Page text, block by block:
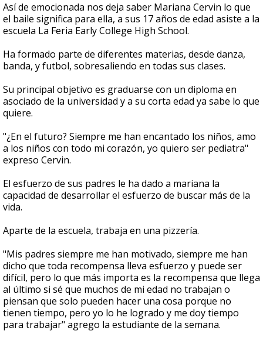
Así de emocionada nos deja saber Mariana Cervin lo que
el baile significa para ella, a sus 17 años de edad asiste a la
escuela La Feria Early College High School.
Ha formado parte de diferentes materias, desde danza,
banda, y futbol, sobresaliendo en todas sus clases.
Su principal objetivo es graduarse con un diploma en
asociado de la universidad y a su corta edad ya sabe lo que
quiere.
"¿En el futuro? Siempre me han encantado los niños, amo
a los niños con todo mi corazón, yo quiero ser pediatra"
expreso Cervin.
El esfuerzo de sus padres le ha dado a mariana la
capacidad de desarrollar el esfuerzo de buscar más de la
vida.
Aparte de la escuela, trabaja en una pizzería.
"Mis padres siempre me han motivado, siempre me han
dicho que toda recompensa lleva esfuerzo y puede ser
difícil, pero lo que más importa es la recompensa que llega
al último si sé que muchos de mi edad no trabajan o
piensan que solo pueden hacer una cosa porque no
tienen tiempo, pero yo lo he logrado y me doy tiempo
para trabajar" agrego la estudiante de la semana.